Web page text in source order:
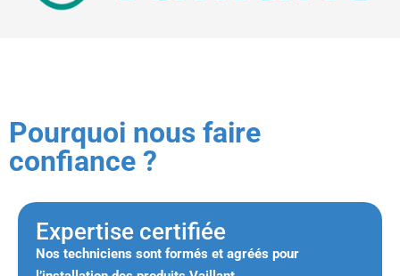
Pourquoi nous faire
confiance ?
Expertise certifiée
Nos techniciens sont formés et agréés pour